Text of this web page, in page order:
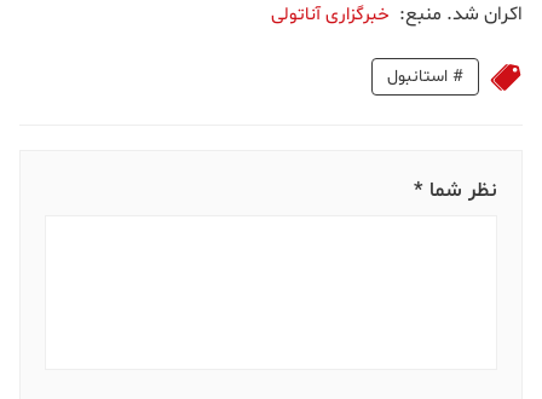
هدف از برگزاری این جشنواره نمایش سوژه‌های جنایی، مکافات و
عدالت در قالب سینما جهت نقد و بررسی آنها در راستای توسعه و
ارتقای فهم از حقوق بشر، همبستگی و دموکراسی در جامعه است.
یکی از هشت اثر بخش رقابتی آثار بلند سینمایی در این جشنواره
اکران شد. منبع: